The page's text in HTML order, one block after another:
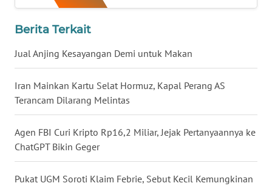
Berita Terkait
Jual Anjing Kesayangan Demi untuk Makan
Iran Mainkan Kartu Selat Hormuz, Kapal Perang AS
Terancam Dilarang Melintas
Agen FBI Curi Kripto Rp16,2 Miliar, Jejak Pertanyaannya ke
ChatGPT Bikin Geger
Pukat UGM Soroti Klaim Febrie, Sebut Kecil Kemungkinan
BABEL
WN
WN
WN
BENGKULU